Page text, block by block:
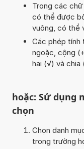
Trong các
có thể được
vuông, có thể
Các phép tính
ngoặc, cộng
hai (√) và
hoặc: Sử dụng
chọn
Chọn danh
trong trường